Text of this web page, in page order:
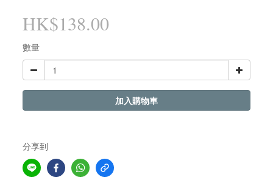
HK$138.00
數量
加入購物車
分享到